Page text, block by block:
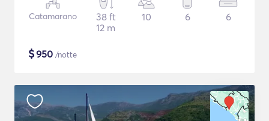
Catamarano
38 ft
12 m
10 6 6
$950 /notte